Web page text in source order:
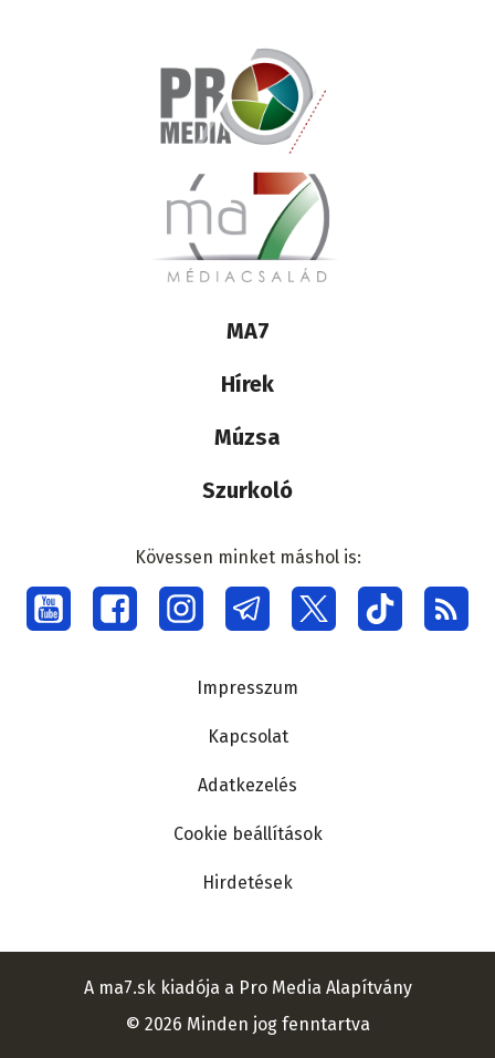
Lábléc
médiacsalád
MA7
Hírek
Múzsa
Szurkoló
Social
menu
Kövessen minket máshol is:
Impresszum
Kapcsolat
Adatkezelés
Cookie beállítások
Hirdetések
A ma7.sk kiadója a Pro Media Alapítvány
© 2026 Minden jog fenntartva